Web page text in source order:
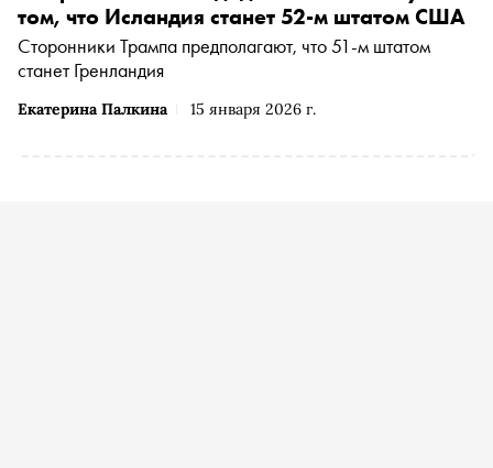
Екатерина Палкина 15 января 2026 г.
том, что Исландия станет 52-м штатом США
Сторонники Трампа предполагают, что 51-м штатом
станет Гренландия